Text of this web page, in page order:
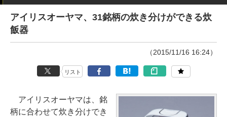
アイリスオーヤマ、31銘柄の炊き分けができる炊
飯器
（2015/11/16 16:24）
リスト
アイリスオーヤマは、銘
柄に合わせて炊き分けでき